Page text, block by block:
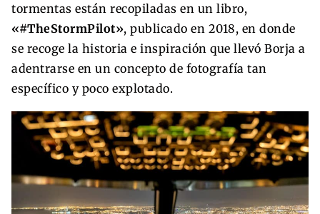
tormentas están recopiladas en un libro,
«#TheStormPilot», publicado en 2018, en donde
se recoge la historia e inspiración que llevó Borja a
adentrarse en un concepto de fotografía tan
específico y poco explotado.